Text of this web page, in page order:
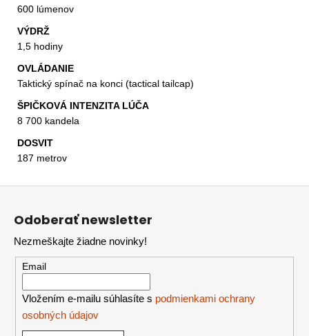
600 lúmenov
VÝDRŽ
1,5 hodiny
OVLÁDANIE
Taktický spínač na konci (tactical tailcap)
ŠPIČKOVÁ INTENZITA LÚČA
8 700 kandela
DOSVIT
187 metrov
Z
Odoberať newsletter
Nezmeškajte žiadne novinky!
Email
Vložením e-mailu súhlasíte s podmienkami ochrany
osobných údajov